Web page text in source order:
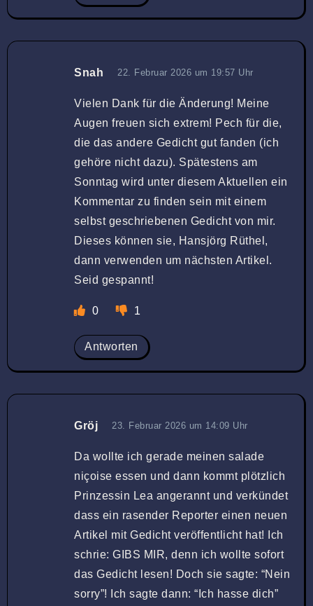
Snah 22. Februar 2026 um 19:57 Uhr
Vielen Dank für die Änderung! Meine
Augen freuen sich extrem! Pech für die,
die das andere Gedicht gut fanden (ich
gehöre nicht dazu). Spätestens am
Sonntag wird unter diesem Aktuellen ein
Kommentar zu finden sein mit einem
selbst geschriebenen Gedicht von mir.
Dieses können sie, Hansjörg Rüthel,
dann verwenden um nächsten Artikel.
Seid gespannt!
0 1
Antworten
Gröj 23. Februar 2026 um 14:09 Uhr
Da wollte ich gerade meinen salade
niçoise essen und dann kommt plötzlich
Prinzessin Lea angerannt und verkündet
dass ein rasender Reporter einen neuen
Artikel mit Gedicht veröffentlicht hat! Ich
schrie: GIBS MIR, denn ich wollte sofort
das Gedicht lesen! Doch sie sagte: “Nein
sorry”! Ich sagte dann: “Ich hasse dich”